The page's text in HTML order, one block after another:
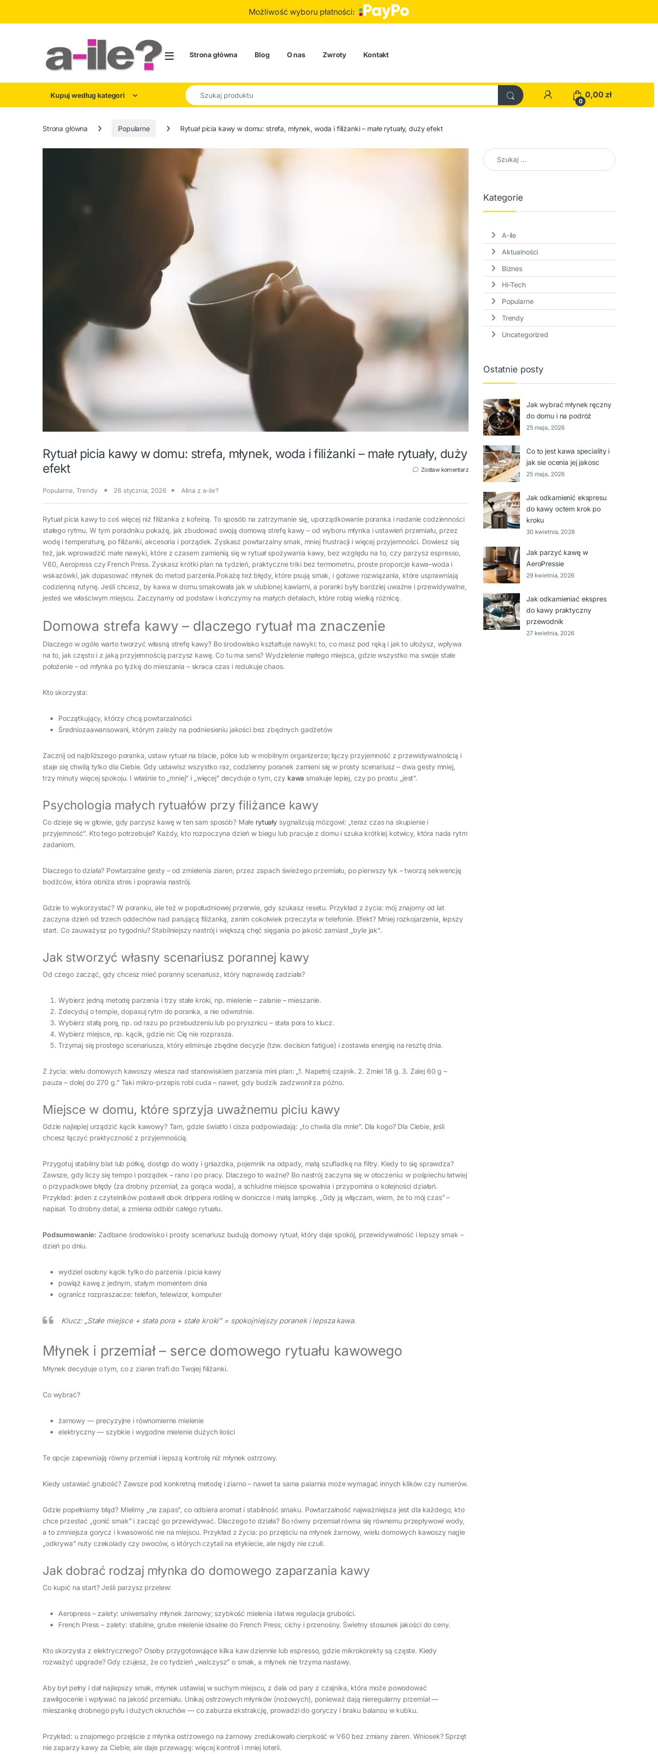
Możliwość wyboru płatności:
Strona główna Blog O nas Zwroty Kontakt
Kupuj według kategori
Search for:
0
0,00 zł
Strona główna Popularne Rytuał picia kawy w domu: strefa, młynek, woda i filiżanki – małe rytuały, duży efekt
Rytuał picia kawy w domu: strefa, młynek, woda i filiżanki – małe rytuały, duży
efekt
Zostaw komentarz
Popularne,Trendy 26 stycznia, 2026 Alina z a-ile?
Rytuał picia kawy to coś więcej niż filiżanka z kofeiną. To sposób na zatrzymanie się, uporządkowanie poranka i nadanie codzienności
stałego rytmu. W tym poradniku pokażę, jak zbudować swoją domową strefę kawy – od wyboru młynka i ustawień przemiału, przez
wodę i temperaturę, po filiżanki, akcesoria i porządek. Zyskasz powtarzalny smak, mniej frustracji i więcej przyjemności. Dowiesz się
też, jak wprowadzić małe nawyki, które z czasem zamienią się w rytuał spożywania kawy, bez względu na to, czy parzysz espresso,
V60, Aeropress czy French Press. Zyskasz krótki plan na tydzień, praktyczne triki bez termometru, proste proporcje kawa–woda i
wskazówki, jak dopasować młynek do metod parzenia.Pokażę też błędy, które psują smak, i gotowe rozwiązania, które usprawniają
codzienną rutynę. Jeśli chcesz, by kawa w domu smakowała jak w ulubionej kawiarni, a poranki były bardziej uważne i przewidywalne,
jesteś we właściwym miejscu. Zaczynamy od podstaw i kończymy na małych detalach, które robią wielką różnicę.
Domowa strefa kawy – dlaczego rytuał ma znaczenie
Dlaczego w ogóle warto tworzyć własną strefę kawy? Bo środowisko kształtuje nawyki: to, co masz pod ręką i jak to ułożysz, wpływa
na to, jak często i z jaką przyjemnością parzysz kawę. Co tu ma sens? Wydzielenie małego miejsca, gdzie wszystko ma swoje stałe
położenie – od młynka po łyżkę do mieszania – skraca czas i redukuje chaos.
Kto skorzysta:
Początkujący, którzy chcą powtarzalności
Średniozaawansowani, którym zależy na podniesieniu jakości bez zbędnych gadżetów
Zacznij od najbliższego poranka, ustaw rytuał na blacie, półce lub w mobilnym organizerze; łączy przyjemność z przewidywalnością i
staje się chwilą tylko dla Ciebie. Gdy ustawisz wszystko raz, codzienny poranek zamieni się w prosty scenariusz – dwa gesty mniej,
trzy minuty więcej spokoju. I właśnie to „mniej” i „więcej” decyduje o tym, czy kawa smakuje lepiej, czy po prostu „jest”.
Psychologia małych rytuałów przy filiżance kawy
Co dzieje się w głowie, gdy parzysz kawę w ten sam sposób? Małe rytuały sygnalizują mózgowi: „teraz czas na skupienie i
przyjemność”. Kto tego potrzebuje? Każdy, kto rozpoczyna dzień w biegu lub pracuje z domu i szuka krótkiej kotwicy, która nada rytm
zadaniom.
Dlaczego to działa? Powtarzalne gesty – od zmielenia ziaren, przez zapach świeżego przemiału, po pierwszy łyk – tworzą sekwencję
bodźców, która obniża stres i poprawia nastrój.
Gdzie to wykorzystać? W poranku, ale też w popołudniowej przerwie, gdy szukasz resetu. Przykład z życia: mój znajomy od lat
zaczyna dzień od trzech oddechów nad parującą filiżanką, zanim cokolwiek przeczyta w telefonie. Efekt? Mniej rozkojarzenia, lepszy
start. Co zauważysz po tygodniu? Stabilniejszy nastrój i większą chęć sięgania po jakość zamiast „byle jak”.
Jak stworzyć własny scenariusz porannej kawy
Od czego zacząć, gdy chcesz mieć poranny scenariusz, który naprawdę zadziała?
Wybierz jedną metodę parzenia i trzy stałe kroki, np. mielenie – zalanie – mieszanie.
Zdecyduj o tempie, dopasuj rytm do poranka, a nie odwrotnie.
Wybierz stałą porę, np. od razu po przebudzeniu lub po prysznicu – stała pora to klucz.
Wybierz miejsce, np. kącik, gdzie nic Cię nie rozprasza.
Trzymaj się prostego scenariusza, który eliminuje zbędne decyzje (tzw. decision fatigue) i zostawia energię na resztę dnia.
Z życia: wielu domowych kawoszy wiesza nad stanowiskiem parzenia mini plan: „1. Napełnij czajnik. 2. Zmiel 18 g. 3. Zalej 60 g –
pauza – dolej do 270 g.” Taki mikro-przepis robi cuda – nawet, gdy budzik zadzwonił za późno.
Miejsce w domu, które sprzyja uważnemu piciu kawy
Gdzie najlepiej urządzić kącik kawowy? Tam, gdzie światło i cisza podpowiadają: „to chwila dla mnie”. Dla kogo? Dla Ciebie, jeśli
chcesz łączyć praktyczność z przyjemnością.
Przygotuj stabilny blat lub półkę, dostęp do wody i gniazdka, pojemnik na odpady, małą szufladkę na filtry. Kiedy to się sprawdza?
Zawsze, gdy liczy się tempo i porządek – rano i po pracy. Dlaczego to ważne? Bo nastrój zaczyna się w otoczeniu: w pośpiechu łatwiej
o przypadkowe błędy (za drobny przemiał, za gorąca woda), a schludne miejsce spowalnia i przypomina o kolejności działań.
Przykład: jeden z czytelników postawił obok drippera roślinę w doniczce i małą lampkę. „Gdy ją włączam, wiem, że to mój czas” –
napisał. To drobny detal, a zmienia odbiór całego rytuału.
Podsumowanie: Zadbane środowisko i prosty scenariusz budują domowy rytuał, który daje spokój, przewidywalność i lepszy smak –
dzień po dniu.
wydziel osobny kącik tylko do parzenia i picia kawy
powiąż kawę z jednym, stałym momentem dnia
ogranicz rozpraszacze: telefon, telewizor, komputer
Klucz: „Stałe miejsce + stała pora + stałe kroki” = spokojniejszy poranek i lepsza kawa.
Młynek i przemiał – serce domowego rytuału kawowego
Młynek decyduje o tym, co z ziaren trafi do Twojej filiżanki.
Co wybrać?
żarnowy — precyzyjne i równomierne mielenie
elektryczny — szybkie i wygodne mielenie dużych ilości
Te opcje zapewniają równy przemiał i lepszą kontrolę niż młynek ostrzowy.
Kiedy ustawiać grubość? Zawsze pod konkretną metodę i ziarno – nawet ta sama palarnia może wymagać innych klików czy numerów.
Gdzie popełniamy błąd? Mielimy „na zapas”, co odbiera aromat i stabilność smaku. Powtarzalność najważniejsza jest dla każdego, kto
chce przestać „gonić smak” i zacząć go przewidywać. Dlaczego to działa? Bo równy przemiał równa się równemu przepływowi wody,
a to zmniejsza gorycz i kwasowość nie na miejscu. Przykład z życia: po przejściu na młynek żarnowy, wielu domowych kawoszy nagle
„odkrywa” nuty czekolady czy owoców, o których czytali na etykiecie, ale nigdy nie czuli.
Jak dobrać rodzaj młynka do domowego zaparzania kawy
Co kupić na start? Jeśli parzysz przelew:
Aeropress – zalety: uniwersalny młynek żarnowy; szybkość mielenia i łatwa regulacja grubości.
French Press – zalety: stabilne, grube mielenie idealne do French Press; cichy i przenośny. Świetny stosunek jakości do ceny.
Kto skorzysta z elektrycznego? Osoby przygotowujące kilka kaw dziennie lub espresso, gdzie mikrokorekty są częste. Kiedy
rozważyć upgrade? Gdy czujesz, że co tydzień „walczysz” o smak, a młynek nie trzyma nastawy.
Aby był pełny i dał najlepszy smak, młynek ustawiaj w suchym miejscu, z dala od pary z czajnika, która może powodować
zawilgocenie i wpływać na jakość przemiału. Unikaj ostrzowych młynków (nożowych), ponieważ dają nieregularny przemiał —
mieszankę drobnego pyłu i dużych okruchów — co zaburza ekstrakcję, prowadzi do goryczy i braku balansu w kubku.
Przykład: u znajomego przejście z młynka ostrzowego na żarnowy zredukowało cierpkość w V60 bez zmiany ziaren. Wniosek? Sprzęt
nie zaparzy kawy za Ciebie, ale daje przewagę: więcej kontroli i mniej loterii.
Szukaj:
Kategorie
A-ile
Aktualności
Biznes
Hi-Tech
Popularne
Trendy
Uncategorized
Ostatnie posty
Jak wybrać młynek ręczny
do domu i na podróż
25 maja, 2026
Co to jest kawa speciality i
jak sie ocenia jej jakosc
25 maja, 2026
Jak odkamienić ekspresu
do kawy octem krok po
kroku
30 kwietnia, 2026
Jak parzyć kawę w
AeroPressie
29 kwietnia, 2026
Jak odkamieniać ekspres
do kawy praktyczny
przewodnik
27 kwietnia, 2026